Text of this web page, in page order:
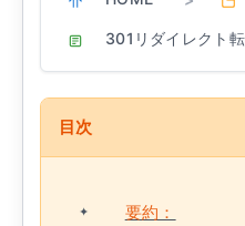
301リダイレクト
目次
要約：